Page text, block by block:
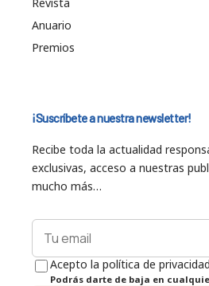
Anuario
Premios
¡Suscríbete a nuestra newsletter!
Recibe toda la actualidad
exclusivas, acceso a nuestras
mucho más…
Acepto la política de
Podrás darte de baja en